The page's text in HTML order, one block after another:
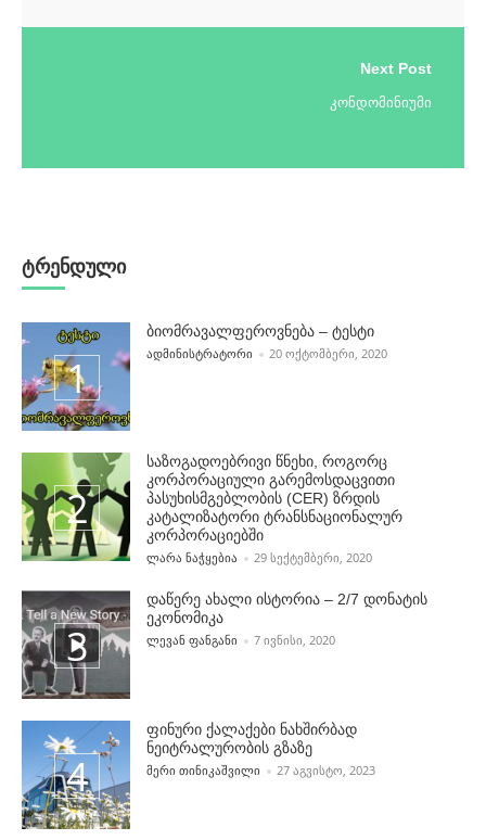
Next Post
კონდომინიუმი
ტრენდული
ბიომრავალფეროვნება – ტესტი
POSTED BY
ᲐᲓᲛᲘᲜᲘᲡᲢᲠᲐᲢᲝᲠᲘ 20 ᲝᲥᲢᲝᲛᲑᲔᲠᲘ, 2020
საზოგადოებრივი წნეხი, როგორც
კორპორაციული გარემოსდაცვითი
პასუხისმგებლობის (CER) ზრდის
კატალიზატორი ტრანსნაციონალურ
კორპორაციებში
POSTED BY
ᲚᲐᲠᲐ ᲜᲐᲭᲧᲔᲑᲘᲐ 29 ᲡᲔᲥᲢᲔᲛᲑᲔᲠᲘ, 2020
დაწერე ახალი ისტორია – 2/7 დონატის
ეკონომიკა
POSTED BY
ᲚᲔᲕᲐᲜ ᲤᲐᲜᲒᲐᲜᲘ 7 ᲘᲕᲜᲘᲡᲘ, 2020
ფინური ქალაქები ნახშირბად
ნეიტრალურობის გზაზე
POSTED BY
ᲛᲔᲠᲘ ᲗᲘᲜᲘᲙᲐᲨᲕᲘᲚᲘ 27 ᲐᲒᲕᲘᲡᲢᲝ, 2023